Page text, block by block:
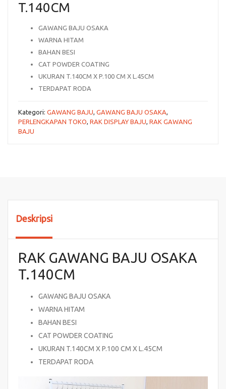
T.140CM
GAWANG BAJU OSAKA
WARNA HITAM
BAHAN BESI
CAT POWDER COATING
UKURAN T.140CM X P.100 CM X L.45CM
TERDAPAT RODA
Kategori: GAWANG BAJU, GAWANG BAJU OSAKA,
PERLENGKAPAN TOKO, RAK DISPLAY BAJU, RAK GAWANG
BAJU
Deskripsi
RAK GAWANG BAJU OSAKA
T.140CM
GAWANG BAJU OSAKA
WARNA HITAM
BAHAN BESI
CAT POWDER COATING
UKURAN T.140CM X P.100 CM X L.45CM
TERDAPAT RODA